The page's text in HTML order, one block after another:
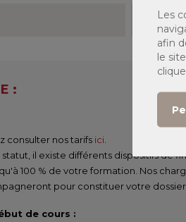
:
consulter nos tarifs ici
il existe différents dispositifs de
100 % de votre formation. Nos
pour constituer votre dossier.
de cours :
Les
afin
le